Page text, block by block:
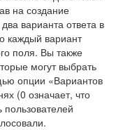
на создание
варианта ответа в
каждый вариант
поля. Вы также
могут выбрать
опции «Вариантов
(0 означает, что